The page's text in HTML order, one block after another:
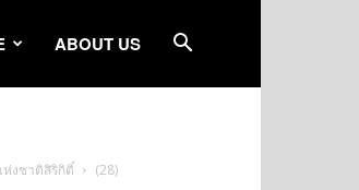
ABOUT US
ห่งชาติสิริกิติ์ (28)